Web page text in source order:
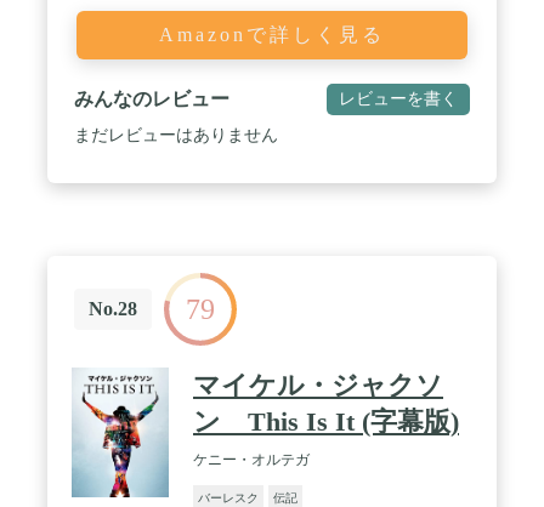
Amazonで詳しく見る
みんなのレビュー レビューを書く
まだレビューはありません
No.28 79
マイケル・ジャクソ
ン This Is It (字幕版)
ケニー・オルテガ
バーレスク 伝記